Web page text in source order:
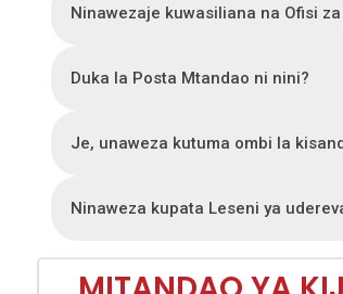
Ninawezaje kuwasiliana na Ofisi
Duka la Posta Mtandao ni nini?
Je, unaweza kutuma ombi la
Ninaweza kupata Leseni ya